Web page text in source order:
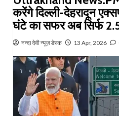
करेंगे दिल्ली-देहरादून
घंटे का सफर अब सिर्फ
नन्दा देवी न्यूज़ डेस्क 13 Apr, 2026